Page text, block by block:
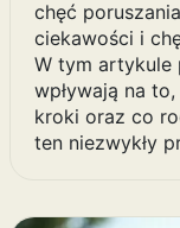
chęć
ciekawości i
W tym artykule
wpływają na
kroki oraz co
ten niezwykły